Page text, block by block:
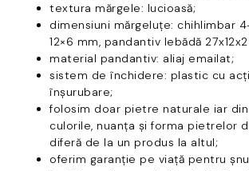
textura mărgele: lucioasă;
dimensiuni mărgeluțe: chihlimbar
12×6 mm, pandantiv lebădă
material pandantiv: aliaj emailat;
sistem de închidere: plastic cu
înșurubare;
folosim doar pietre naturale iar
culorile, nuanța și forma pietrelor
diferă de la un produs la altul;
oferim garanție pe viață pentru